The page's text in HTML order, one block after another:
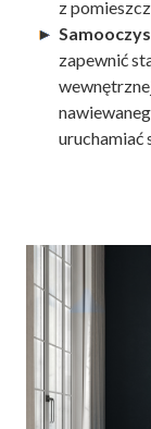
z
zapewnić
uruchamiać